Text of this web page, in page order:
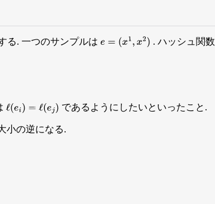
る. 一つのサンプルはe =(x 1,x2 ) . ハッシュ関数
ℓ(ei)= ℓ( ej) であるようにしたいといったこと.
小の逆になる.